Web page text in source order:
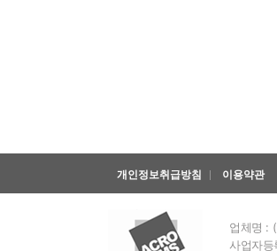
개인정보취급방침 이용약관
업체명 :
사업자